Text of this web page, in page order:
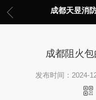
成都天昱消
成都阻火
发布时间：2024-